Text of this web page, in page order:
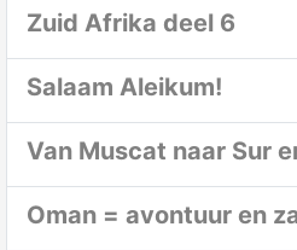
Zuid Afrika deel 6
Salaam Aleikum!
Van Muscat naar Sur
Oman = avontuur en